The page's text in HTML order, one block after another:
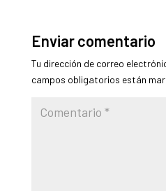
Enviar comentario
Tu dirección de correo
campos obligatorios están